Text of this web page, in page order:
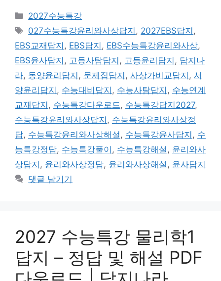
카
테
리
2027수능특강
태
그
027수능특강윤리와사상답지 , 2027EBS답지 ,
EBS교재답지 , EBS답지 , EBS수능특강윤리와사상,
EBS윤사답지 , 고등사탐답지 , 고등윤리답지 , 답지나
라, 동양윤리답지 , 문제집답지 , 사상가비교답지 , 서
양윤리답지 , 수능대비답지 , 수능사탐답지 , 수능연계
교재답지 , 수능특강다운로드 , 수능특강답지2027,
수능특강윤리와사상답지 , 수능특강윤리와사상정
답, 수능특강윤리와사상해설 , 수능특강윤사답지 , 수
능특강정답, 수능특강풀이 , 수능특강해설 , 윤리와사
상답지 , 윤리와사상정답, 윤리와사상해설 , 윤사답지
댓글 남기기
2027 수능특강 물리학1
답지 – 정답 및 해설 PDF